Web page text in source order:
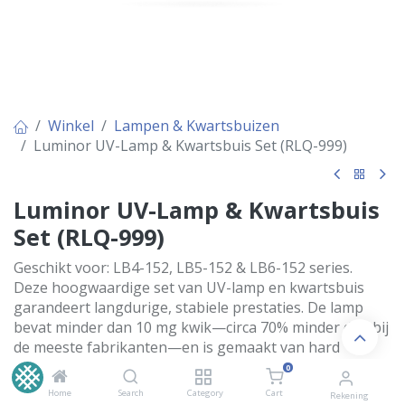
Home Search Category
0
Cart Rekening
Winkel
Lampen & Kwartsbuizen
Luminor UV-Lamp & Kwartsbuis Set (RLQ-999)
Luminor UV-Lamp & Kwartsbuis
Set (RLQ-999)
Geschikt voor: LB4-152, LB5-152 & LB6-152 series.
Deze hoogwaardige set van UV-lamp en kwartsbuis
garandeert langdurige, stabiele prestaties. De lamp
bevat minder dan 10 mg kwik—circa 70% minder dan bij
de meeste fabrikanten—en is gemaakt van hard
kwartsglas met gepatenteerde technologie. De
kwartsbuis, vervaardigd uit pure GE214-kwarts (of